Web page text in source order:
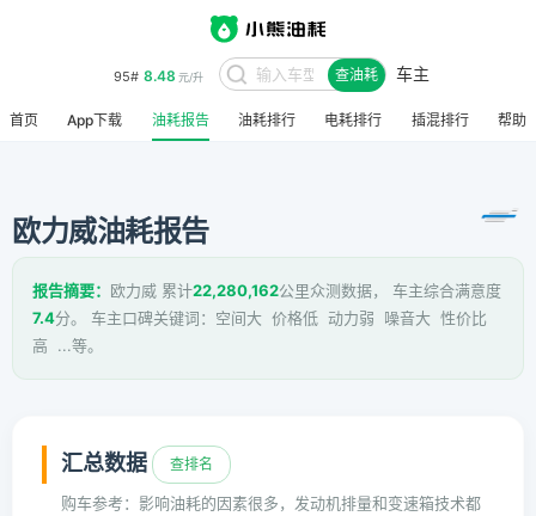
95# 8.48 元/升 查油耗 车主
首页 App下载 油耗报告 油耗排行 电耗排行 插混排行 帮助
欧力威油耗报告
报告摘要： 欧力威 累计22,280,162公里众测数据， 车主综合满意度
7.4分。 车主口碑关键词：空间大 价格低 动力弱 噪音大 性价比
高 ...等。
汇总数据 查排名
购车参考：影响油耗的因素很多，发动机排量和变速箱技术都